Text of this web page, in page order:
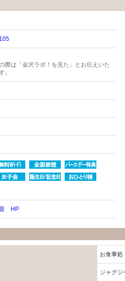
際は「金沢ラボ！を見た」とお伝えいた
。
HP
お食事処
ジャグジ